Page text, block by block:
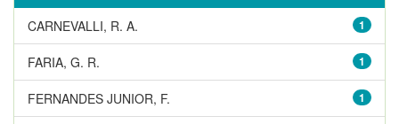
1
CARNEVALLI, R. A.
1
FARIA, G. R.
1
FERNANDES JUNIOR, F.